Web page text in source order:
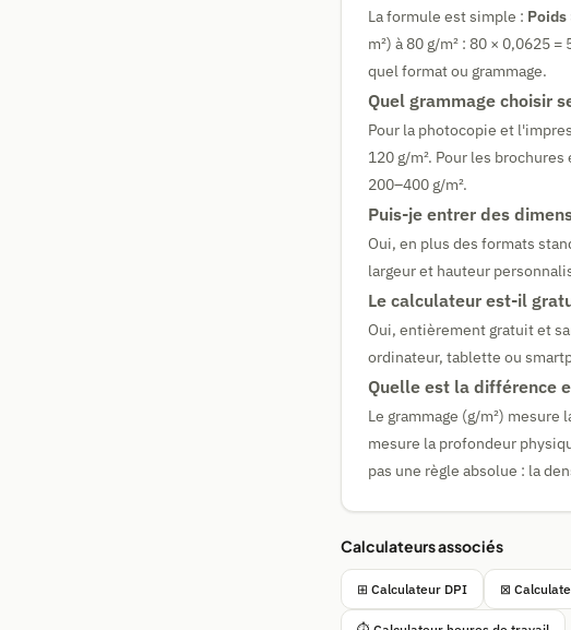
La formule est simple : Poids
m²) à 80 g/m² : 80 × 0,0625
quel format ou grammage.
Quel grammage choisir
Pour la photocopie et
120 g/m². Pour les
200–400 g/m².
Puis-je entrer des
Oui, en plus des formats
largeur et hauteur
Le calculateur est-il
Oui, entièrement gratuit et
ordinateur, tablette ou
Quelle est la différence
Le grammage (g/m²)
mesure la profondeur
pas une règle absolue : la
Calculateurs associés
⊞ Calculateur DPI ⊠